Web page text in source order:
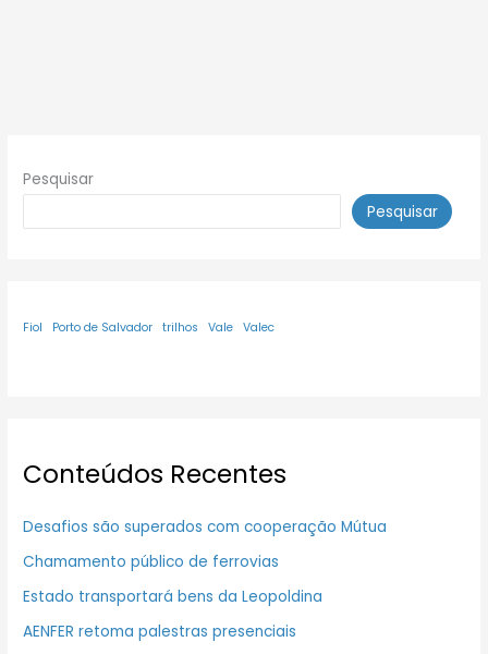
Pesquisar
Pesquisar
Fiol Porto de Salvador trilhos Vale Valec
Conteúdos Recentes
Desafios são superados com cooperação Mútua
Chamamento público de ferrovias
Estado transportará bens da Leopoldina
AENFER retoma palestras presenciais